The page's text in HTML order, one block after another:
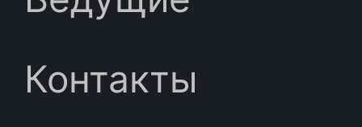
Контакты